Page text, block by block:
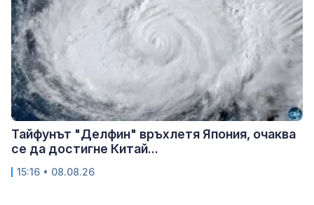
Тайфунът "Делфин" връхлетя Япония, очаква
се да достигне Китай...
15:16 • 08.08.26